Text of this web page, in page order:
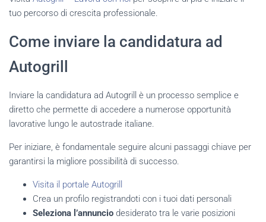
tuo percorso di crescita professionale.
Come inviare la candidatura ad
Autogrill
Inviare la candidatura ad Autogrill è un processo semplice e
diretto che permette di accedere a numerose opportunità
lavorative lungo le autostrade italiane.
Per iniziare, è fondamentale seguire alcuni passaggi chiave per
garantirsi la migliore possibilità di successo.
Visita il portale Autogrill
Crea un profilo registrandoti con i tuoi dati personali
Seleziona l’annuncio desiderato tra le varie posizioni